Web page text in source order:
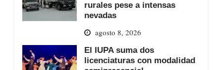
rurales pese a intensas
nevadas
agosto 8, 2026
El IUPA suma dos
licenciaturas con modalidad